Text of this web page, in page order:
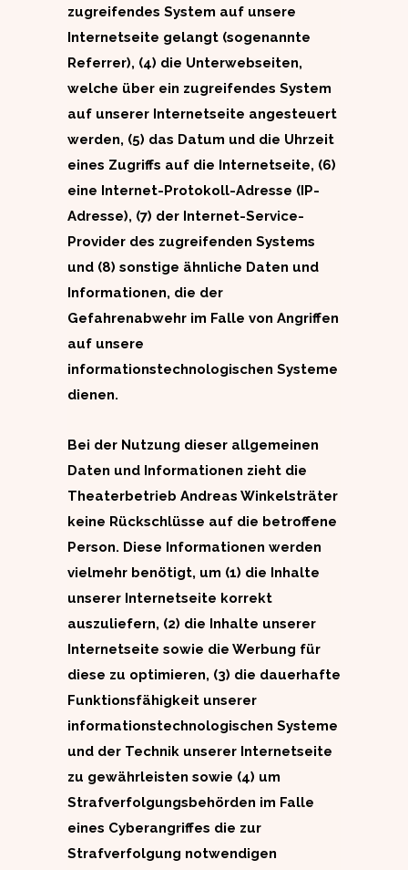
zugreifendes System auf unsere
Internetseite gelangt (sogenannte
Referrer), (4) die Unterwebseiten,
welche über ein zugreifendes System
auf unserer Internetseite angesteuert
werden, (5) das Datum und die Uhrzeit
eines Zugriffs auf die Internetseite, (6)
eine Internet-Protokoll-Adresse (IP-
Adresse), (7) der Internet-Service-
Provider des zugreifenden Systems
und (8) sonstige ähnliche Daten und
Informationen, die der
Gefahrenabwehr im Falle von Angriffen
auf unsere
informationstechnologischen Systeme
dienen.
Bei der Nutzung dieser allgemeinen
Daten und Informationen zieht die
Theaterbetrieb Andreas Winkelsträter
keine Rückschlüsse auf die betroffene
Person. Diese Informationen werden
vielmehr benötigt, um (1) die Inhalte
unserer Internetseite korrekt
auszuliefern, (2) die Inhalte unserer
Internetseite sowie die Werbung für
diese zu optimieren, (3) die dauerhafte
Funktionsfähigkeit unserer
informationstechnologischen Systeme
und der Technik unserer Internetseite
zu gewährleisten sowie (4) um
Strafverfolgungsbehörden im Falle
eines Cyberangriffes die zur
Strafverfolgung notwendigen